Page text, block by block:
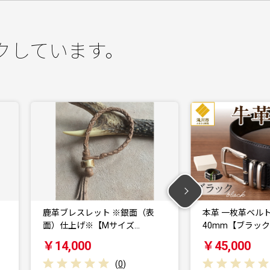
ています。
本革 一枚革ベルト 4mm厚 幅
40mm【ブラック…
￥45,000
(0
本革 一枚革ベ
30mm【ブラッ
￥45,000